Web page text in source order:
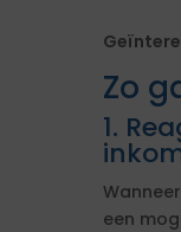
Zo
1.
een